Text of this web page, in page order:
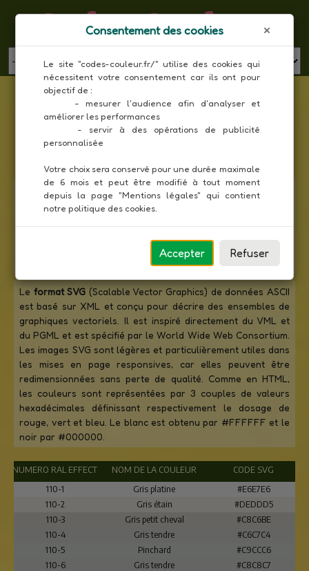
Codes Couleur
MENU
Liste des couleurs RAL Effect en code SVG
Toutes les couleurs
Le nuancierRAL Effectest la première collection de RAL
basée sur des systèmes de peinture à base d'eau, sans
420 couleurs solides et 70 couleurs métalliques (marquées
Le format SVG (Scalable Vector Graphics) de données ASCII
est basé sur XML et conçu pour décrire des ensembles de
graphiques vectoriels. Il est inspiré directement du VML et
du PGML et est spécifié par le World Wide Web Consortium.
Les images SVG sont légères et particulièrement utiles dans
les mises en page responsives, car elles peuvent être
redimensionnées sans perte de qualité. Comme en HTML,
les couleurs sont représentées par 3 couples de valeurs
hexadécimales définissant respectivement le dosage de
rouge, vert et bleu. Le blanc est obtenu par #FFFFFF et le
noir par #000000.
NUMERO RAL EFFECT NOM DE LA COULEUR
CODE SVG
110-1
Gris platine
#E6E7E6
110-2
Gris étain
#DEDDD5
110-3
Gris petit cheval
#C8C6BE
110-4
Gris tendre
#C6C7C4
110-5
Pinchard
#C9CCC6
110-6
Gris tendre
#C8C8C7
Consentement des cookies
Le site "codes-couleur.fr/" utilise des cookies qui
nécessitent votre consentement car ils ont pour
objectif de :
améliorer les performances
     - servir à des opérations de publicité
personnalisée
Votre choix sera conservé pour une durée maximale
de 6 mois et peut être modifié à tout moment
depuis la page "Mentions légales" qui contient
notre politique des cookies.
Accepter Refuser